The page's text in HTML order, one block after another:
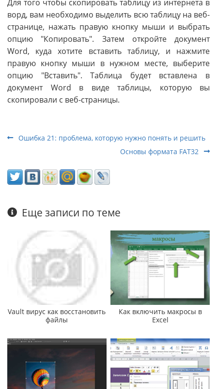
Для того чтобы скопировать таблицу из интернета в
ворд, вам необходимо выделить всю таблицу на веб-
странице, нажать правую кнопку мыши и выбрать
опцию "Копировать". Затем откройте документ
Word, куда хотите вставить таблицу, и нажмите
правую кнопку мыши в нужном месте, выберите
опцию "Вставить". Таблица будет вставлена в
документ Word в виде таблицы, которую вы
скопировали с веб-страницы.
Ошибка 21: проблема, которую нужно понять и решить
Основы формата FAT32
Еще записи по теме
Vault вирус как восстановить
файлы
Как включить макросы в
Excel